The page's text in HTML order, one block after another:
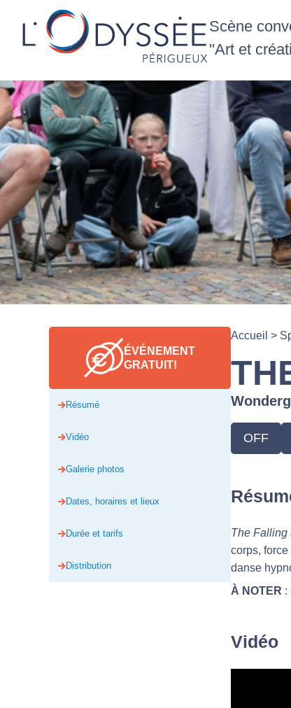
Scène
"Art et
ÉVÉNEMENT
GRATUIT!
Résumé
Vidéo
Galerie photos
Dates, horaires et lieux
Durée et tarifs
Distribution
Accueil >
OFF
The Falling
corps,
danse
À NOTER :
Vidéo